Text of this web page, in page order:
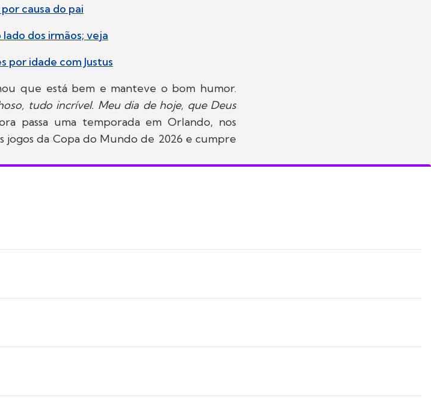
causa do pai
dos irmãos; veja
por idade com Justus
que está bem e manteve o bom humor.
tudo incrível. Meu dia de hoje, que Deus
passa uma temporada em Orlando, nos
jogos da Copa do Mundo de 2026 e cumpre